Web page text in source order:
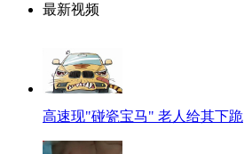
最新视频
高速现"碰瓷宝马" 老人给其下跪